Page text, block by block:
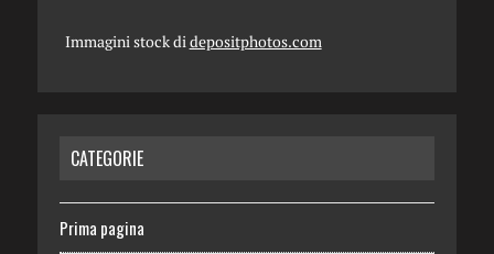
Immagini stock didepositphotos.com
CATEGORIE
Prima pagina